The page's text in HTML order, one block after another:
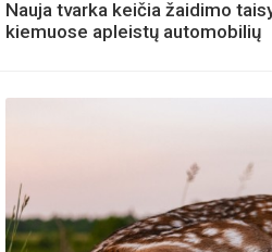
Nauja tvarka keičia žaidimo
kiemuose apleistų automobilių